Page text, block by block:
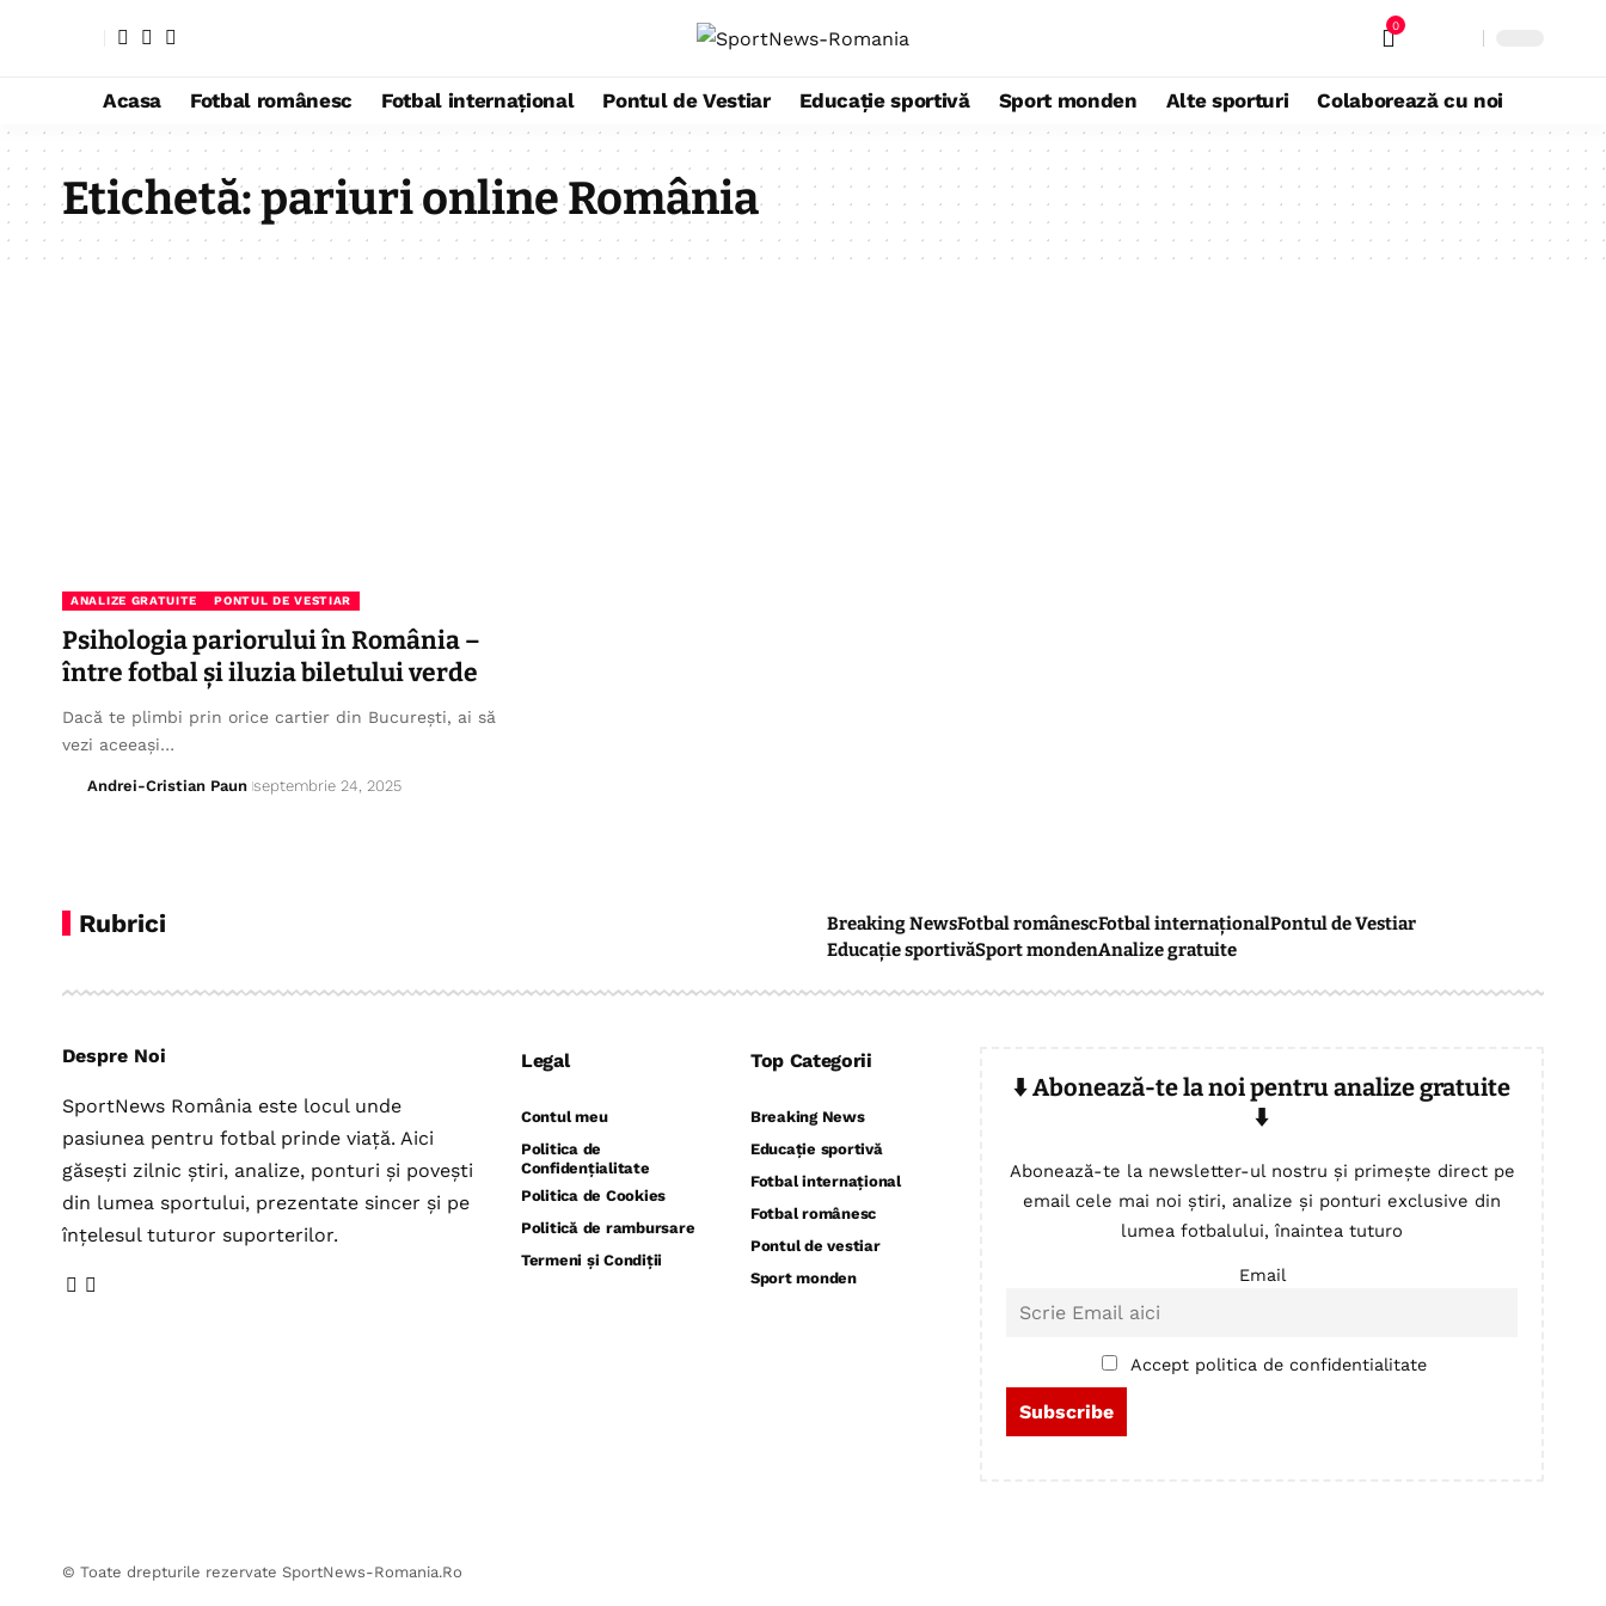
0
Acasa Fotbal românesc Fotbal internațional Pontul de Vestiar Educație sportivă Sport monden Alte sporturi Colaborează cu noi
Etichetă:pariuri online România
ANALIZE GRATUITE PONTUL DE VESTIAR
Psihologia pariorului în România –
între fotbal și iluzia biletului verde
Dacă te plimbi prin orice cartier din București, ai să
vezi aceeași…
Andrei-Cristian Paun septembrie 24, 2025
Rubrici Breaking NewsFotbal românescFotbal internaționalPontul de Vestiar
Educație sportivăSport mondenAnalize gratuite
Despre Noi
SportNews România este locul unde
pasiunea pentru fotbal prinde viață. Aici
găsești zilnic știri, analize, ponturi și povești
din lumea sportului, prezentate sincer și pe
înțelesul tuturor suporterilor.
Legal
Contul meu
Politica de
Confidențialitate
Politica de Cookies
Politică de rambursare
Termeni și Condiții
Top Categorii
Breaking News
Educație sportivă
Fotbal internațional
Fotbal românesc
Pontul de vestiar
Sport monden
⬇️ Abonează-te la noi pentru analize gratuite
⬇️
Abonează-te la newsletter-ul nostru și primește direct pe
email cele mai noi știri, analize și ponturi exclusive din
lumea fotbalului, înaintea tuturo
Email
Accept politica de confidentialitate
© Toate drepturile rezervate SportNews-Romania.Ro